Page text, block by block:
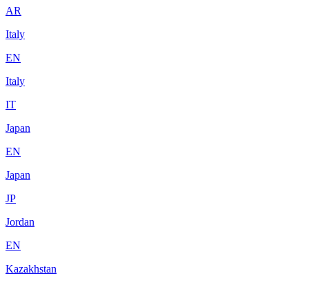
AR
Italy
EN
Italy
IT
Japan
EN
Japan
JP
Jordan
EN
Kazakhstan